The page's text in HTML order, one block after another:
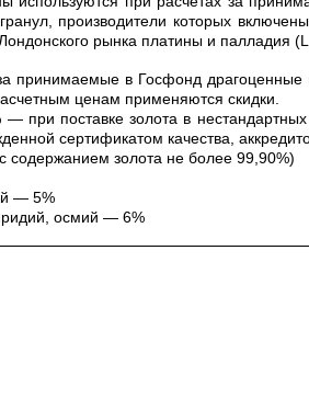
производители которых
рынка платины и палладия
принимаемые в Госфонд драгоценные
ценам применяются скидки.
— при поставке золота в
сертификатом качества,
содержанием золота не более 99,90%)
— 5%
осмий — 6%